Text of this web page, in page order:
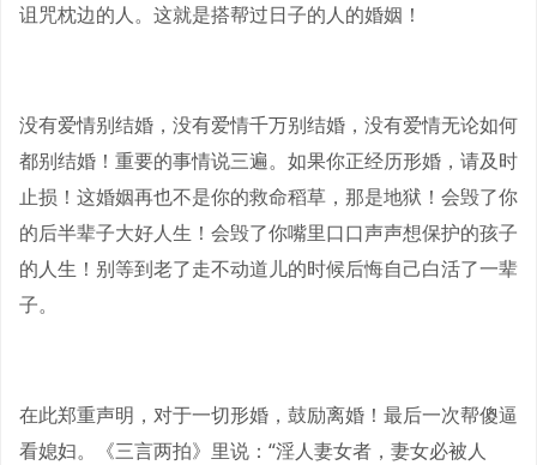
诅咒枕边的人。这就是搭帮过日子的人的婚姻！
没有爱情别结婚，没有爱情千万别结婚，没有爱情无论如何
都别结婚！重要的事情说三遍。如果你正经历形婚，请及时
止损！这婚姻再也不是你的救命稻草，那是地狱！会毁了你
的后半辈子大好人生！会毁了你嘴里口口声声想保护的孩子
的人生！别等到老了走不动道儿的时候后悔自己白活了一辈
子。
在此郑重声明，对于一切形婚，鼓励离婚！最后一次帮傻逼
看媳妇。《三言两拍》里说：“淫人妻女者，妻女必被人